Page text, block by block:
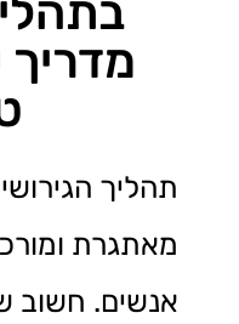
מדריך
תהליך
מאתגרת
אנשים. חשוב